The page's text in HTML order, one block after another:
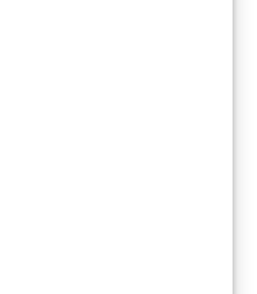
carrelages et
en Dispersion
– Adhérence
Description